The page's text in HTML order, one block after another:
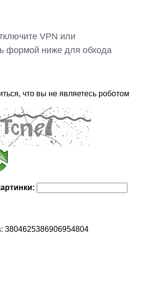
VPN или
формой ниже для обхода
что вы не являетесь роботом
3804625386906954804